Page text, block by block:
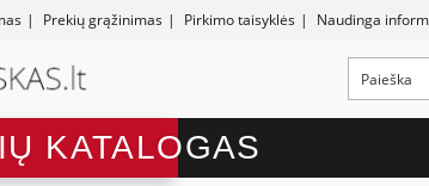
| Prekių grąžinimas | Pirkimo taisyklės | Naudinga
KATALOGAS